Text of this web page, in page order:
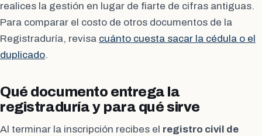
realices la gestión en lugar de fiarte de cifras antiguas.
Para comparar el costo de otros documentos de la
Registraduría, revisa cuánto cuesta sacar la cédula o el
duplicado.
Qué documento entrega la
registraduría y para qué sirve
Al terminar la inscripción recibes el registro civil de